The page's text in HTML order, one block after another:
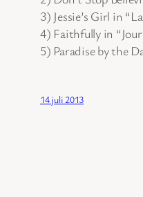
3) Jessie’s Girl in
4) Faithfully in
5) Paradise by the
14 juli 2013